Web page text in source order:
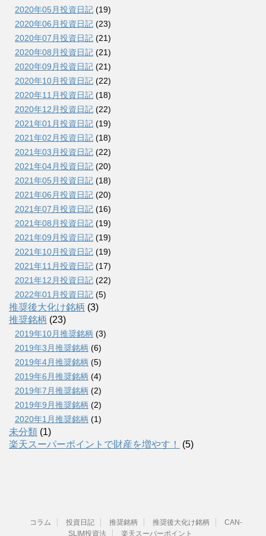
2020年05月投資日記 (19)
2020年06月投資日記 (23)
2020年07月投資日記 (21)
2020年08月投資日記 (21)
2020年09月投資日記 (21)
2020年10月投資日記 (22)
2020年11月投資日記 (18)
2020年12月投資日記 (22)
2021年01月投資日記 (19)
2021年02月投資日記 (18)
2021年03月投資日記 (22)
2021年04月投資日記 (20)
2021年05月投資日記 (18)
2021年06月投資日記 (20)
2021年07月投資日記 (16)
2021年08月投資日記 (19)
2021年09月投資日記 (19)
2021年10月投資日記 (19)
2021年11月投資日記 (17)
2021年12月投資日記 (22)
2022年01月投資日記 (5)
推奨後大化け銘柄 (3)
推奨銘柄 (23)
2019年10月推奨銘柄 (3)
2019年3月推奨銘柄 (6)
2019年4月推奨銘柄 (5)
2019年6月推奨銘柄 (4)
2019年7月推奨銘柄 (2)
2019年9月推奨銘柄 (2)
2020年1月推奨銘柄 (1)
未分類 (1)
楽天スーパーポイントで財産を増やす！
(5)
コラム 投資日記 推奨銘柄 推奨後大化け銘柄
CAN-
SLIM投資法
楽天スーパーポイント